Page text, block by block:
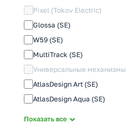
Pixel (Tokov Electric)
Glossa (SE)
W59 (SE)
MultiTrack (SE)
Универсальные механизмы
AtlasDesign Art (SE)
AtlasDesign Aqua (SE)
Показать все